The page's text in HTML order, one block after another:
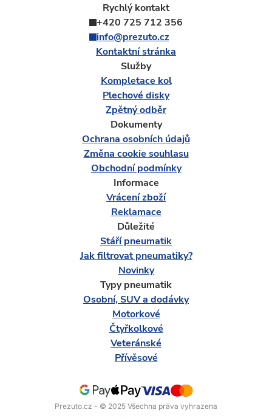
Rychlý kontakt
+420 725 712 356
info@prezuto.cz
Kontaktní stránka
Služby
Kompletace kol
Plechové disky
Zpětný odběr
Dokumenty
Ochrana osobních údajů
Změna cookie souhlasu
Obchodní podmínky
Informace
Vrácení zboží
Reklamace
Důležité
Stáří pneumatik
Jak filtrovat pneumatiky?
Novinky
Typy pneumatik
Osobní, SUV a dodávky
Motorkové
Čtyřkolkové
Veteránské
Přívěsové
Prezuto.cz - © 2025 Všechna práva vyhrazena